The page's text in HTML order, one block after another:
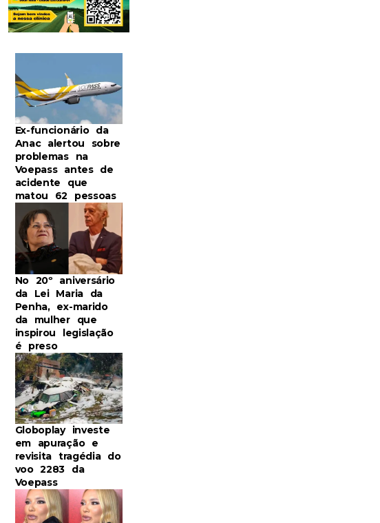
Lauana Prado e Tati DiasCrédito: Reprodução Instagram @lauanaprado
Ex-funcionário da
Anac alertou sobre
problemas na
Voepass antes de
acidente que
matou 62 pessoas
No 20º aniversário
da Lei Maria da
Penha, ex-marido
da mulher que
inspirou legislação
é preso
Globoplay investe
em apuração e
revisita tragédia do
voo 2283 da
Voepass